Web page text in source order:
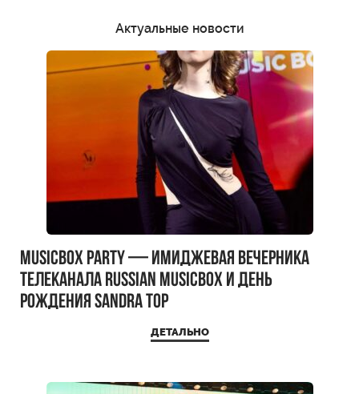
Актуальные новости
MUSICBOX PARTY — имиджевая вечерника
телеканала RUSSIAN MUSICBOX и день
рождения Sandra Top
ДЕТАЛЬНО